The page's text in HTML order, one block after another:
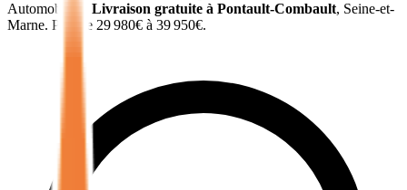
Automobiles
Livraison gratuite à Pontault-Combault, Seine-et-
Marne. Prix de 29 980€ à 39 950€.